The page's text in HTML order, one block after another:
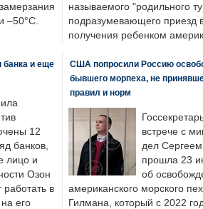
–50°C.
называемого "родильного
подразумевающего приезд
получения ребенком
банка и еще
12
банков,
лицо и
Озон
в
его
США попросили Россию
бывшего морпеха, не
правил и норм
встрече с
дел
прошла 23
об
американского морского
Гилмана, который с 2022